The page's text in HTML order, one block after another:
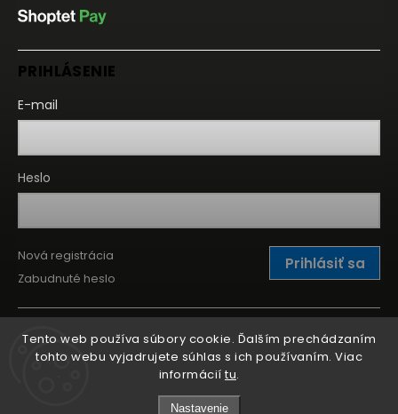
Tento web používa súbory cookie. Ďalším prechádzaním
tohto webu vyjadrujete súhlas s ich používaním. Viac
informácií tu.
Nastavenie
PRIHLÁSENIE
E-mail
Heslo
Prihlásiť sa
Nová registrácia
Zabudnuté heslo